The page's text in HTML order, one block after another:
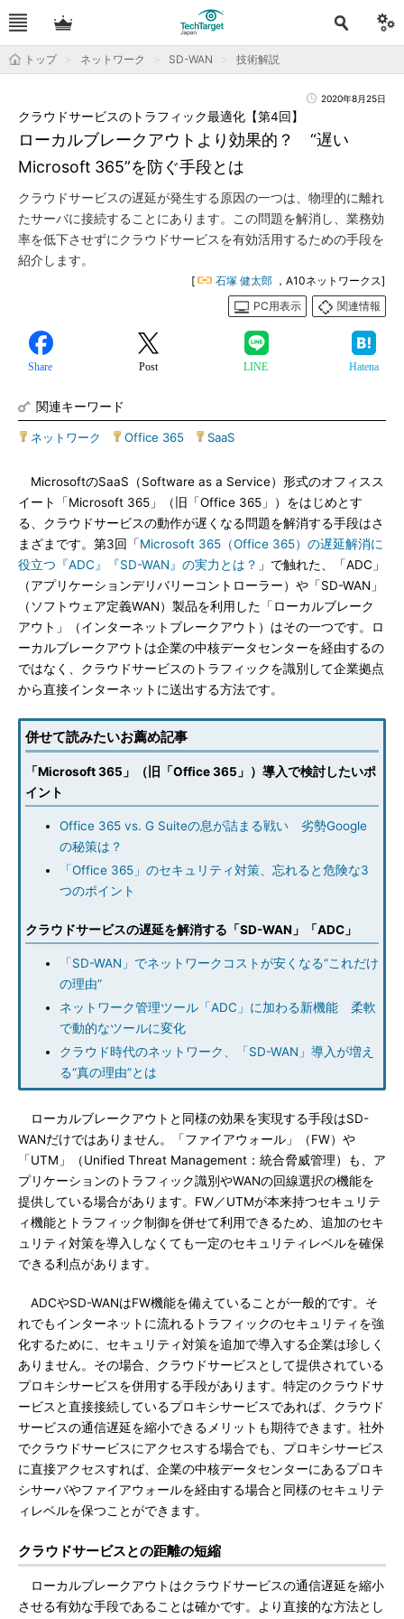
トップ ネットワーク SD-WAN 技術解説
2020年8月25日
ローカルブレークアウトより効果的？ “遅い
Microsoft 365”を防ぐ手段とは
クラウドサービスのトラフィック最適化【第4回】
クラウドサービスの遅延が発生する原因の一つは、物理的に離れ
たサーバに接続することにあります。この問題を解消し、業務効
率を低下させずにクラウドサービスを有効活用するための手段を
紹介します。
[ 石塚 健太郎 ，A10ネットワークス]
PC用表示
関連情報
Share Post LINE Hatena
関連キーワード
ネットワーク Office 365 SaaS
MicrosoftのSaaS（Software as a Service）形式のオフィスス
イート「Microsoft 365」（旧「Office 365」）をはじめとす
る、クラウドサービスの動作が遅くなる問題を解消する手段はさ
まざまです。第3回「Microsoft 365（Office 365）の遅延解消に
役立つ『ADC』『SD-WAN』の実力とは？ 」で触れた、「ADC」
（アプリケーションデリバリーコントローラー）や「SD-WAN」
（ソフトウェア定義WAN）製品を利用した「ローカルブレーク
アウト」（インターネットブレークアウト）はその一つです。ロ
ーカルブレークアウトは企業の中核データセンターを経由するの
ではなく、クラウドサービスのトラフィックを識別して企業拠点
から直接インターネットに送出する方法です。
併せて読みたいお薦め記事
「Microsoft 365」（旧「Office 365」）導入で検討したいポ
イント
Office 365 vs. G Suiteの息が詰まる戦い 劣勢Google
の秘策は？
「Office 365」のセキュリティ対策、忘れると危険な3
つのポイント
クラウドサービスの遅延を解消する「SD-WAN」「ADC」
「SD-WAN」でネットワークコストが安くなる“これだけ
の理由”
ネットワーク管理ツール「ADC」に加わる新機能 柔軟
で動的なツールに変化
クラウド時代のネットワーク、「SD-WAN」導入が増え
る“真の理由”とは
ローカルブレークアウトと同様の効果を実現する手段はSD-
WANだけではありません。「ファイアウォール」（FW）や
「UTM」（Unified Threat Management：統合脅威管理）も、ア
プリケーションのトラフィック識別やWANの回線選択の機能を
提供している場合があります。FW／UTMが本来持つセキュリテ
ィ機能とトラフィック制御を併せて利用できるため、追加のセキ
ュリティ対策を導入しなくても一定のセキュリティレベルを確保
できる利点があります。
ADCやSD-WANはFW機能を備えていることが一般的です。そ
れでもインターネットに流れるトラフィックのセキュリティを強
化するために、セキュリティ対策を追加で導入する企業は珍しく
ありません。その場合、クラウドサービスとして提供されている
プロキシサービスを併用する手段があります。特定のクラウドサ
ービスと直接接続しているプロキシサービスであれば、クラウド
サービスの通信遅延を縮小できるメリットも期待できます。社外
でクラウドサービスにアクセスする場合でも、プロキシサービス
に直接アクセスすれば、企業の中核データセンターにあるプロキ
シサーバやファイアウォールを経由する場合と同様のセキュリテ
ィレベルを保つことができます。
クラウドサービスとの距離の短縮
ローカルブレークアウトはクラウドサービスの通信遅延を縮小
させる有効な手段であることは確かです。より直接的な方法とし